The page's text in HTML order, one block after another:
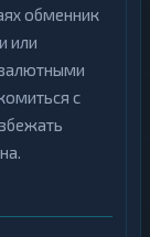
обменник
или
с